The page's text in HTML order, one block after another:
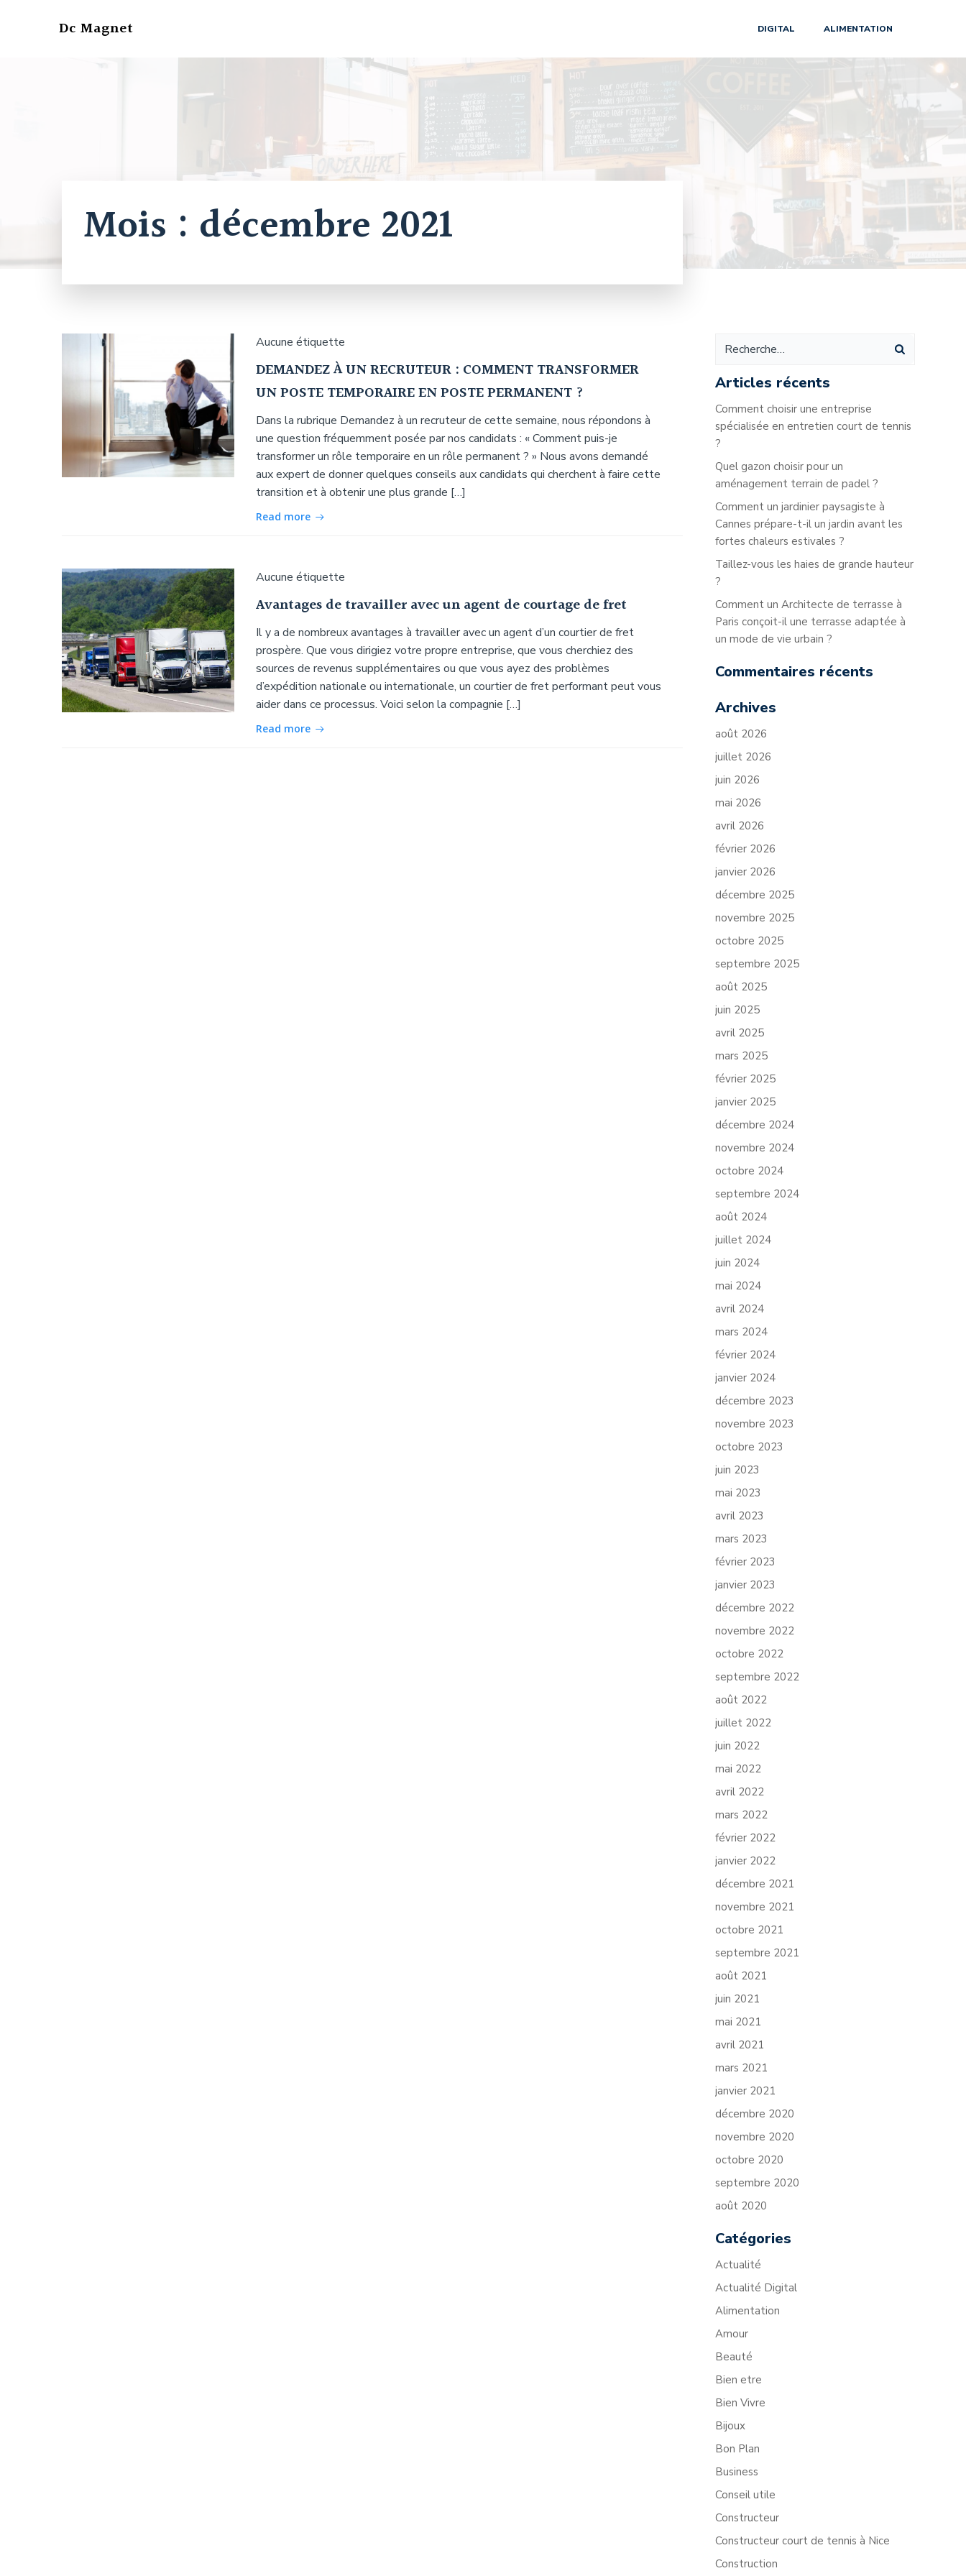
Dc Magnet DIGITAL ALIMENTATION
Mois : décembre 2021
Aucune étiquette
DEMANDEZ À UN RECRUTEUR : COMMENT TRANSFORMER
UN POSTE TEMPORAIRE EN POSTE PERMANENT ?
Dans la rubrique Demandez à un recruteur de cette semaine, nous répondons à
une question fréquemment posée par nos candidats : « Comment puis-je
transformer un rôle temporaire en un rôle permanent ? » Nous avons demandé
aux expert de donner quelques conseils aux candidats qui cherchent à faire cette
transition et à obtenir une plus grande […]
Read more
Aucune étiquette
Avantages de travailler avec un agent de courtage de fret
Il y a de nombreux avantages à travailler avec un agent d’un courtier de fret
prospère. Que vous dirigiez votre propre entreprise, que vous cherchiez des
sources de revenus supplémentaires ou que vous ayez des problèmes
d’expédition nationale ou internationale, un courtier de fret performant peut vous
aider dans ce processus. Voici selon la compagnie […]
Read more
Articles récents
Comment choisir une entreprise
spécialisée en entretien court de tennis
?
Quel gazon choisir pour un
aménagement terrain de padel ?
Comment un jardinier paysagiste à
Cannes prépare-t-il un jardin avant les
fortes chaleurs estivales ?
Taillez-vous les haies de grande hauteur
?
Comment un Architecte de terrasse à
Paris conçoit-il une terrasse adaptée à
un mode de vie urbain ?
Commentaires récents
Archives
août 2026
juillet 2026
juin 2026
mai 2026
avril 2026
février 2026
janvier 2026
décembre 2025
novembre 2025
octobre 2025
septembre 2025
août 2025
juin 2025
avril 2025
mars 2025
février 2025
janvier 2025
décembre 2024
novembre 2024
octobre 2024
septembre 2024
août 2024
juillet 2024
juin 2024
mai 2024
avril 2024
mars 2024
février 2024
janvier 2024
décembre 2023
novembre 2023
octobre 2023
juin 2023
mai 2023
avril 2023
mars 2023
février 2023
janvier 2023
décembre 2022
novembre 2022
octobre 2022
septembre 2022
août 2022
juillet 2022
juin 2022
mai 2022
avril 2022
mars 2022
février 2022
janvier 2022
décembre 2021
novembre 2021
octobre 2021
septembre 2021
août 2021
juin 2021
mai 2021
avril 2021
mars 2021
janvier 2021
décembre 2020
novembre 2020
octobre 2020
septembre 2020
août 2020
Catégories
Actualité
Actualité Digital
Alimentation
Amour
Beauté
Bien etre
Bien Vivre
Bijoux
Bon Plan
Business
Conseil utile
Constructeur
Constructeur court de tennis à Nice
Construction